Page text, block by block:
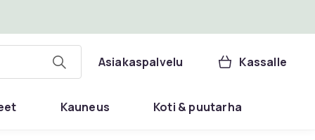
Asiakaspalvelu Kassalle
Kauneus Koti & puutarha